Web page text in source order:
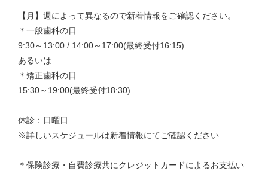
【月】週によって異なるので新着情報をご確認ください。
＊一般歯科の日
9:30～13:00 / 14:00～17:00(最終受付16:15)
あるいは
＊矯正歯科の日
15:30～19:00(最終受付18:30)
休診：日曜日
※詳しいスケジュールは新着情報にてご確認ください
＊保険診療・自費診療共にクレジットカードによるお支払い